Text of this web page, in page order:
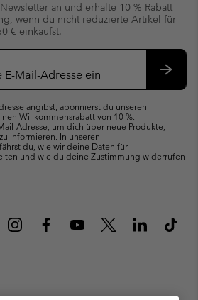
an und erhalte 10 % Rabatt
wenn du nicht reduzierte Artikel für
€ einkaufst.
angibst, abonnierst du unseren
Willkommensrabatt von 10 %.
Adresse, um dich über neue Produkte,
informieren. In unseren
du, wie wir deine Daten für
und wie du deine Zustimmung widerrufen